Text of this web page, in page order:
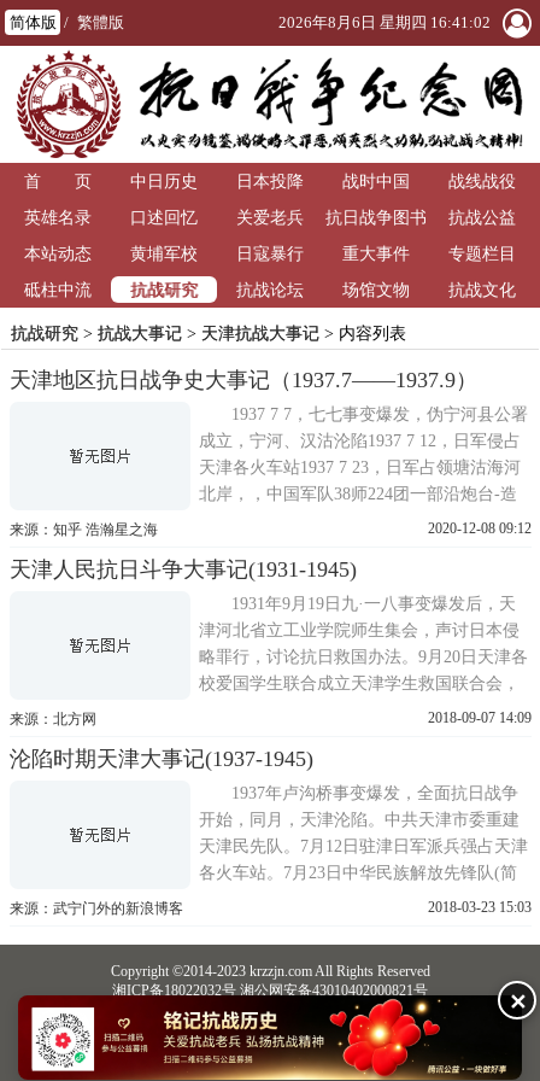
简体版 / 繁體版 2026年8月6日 星期四 16:41:02
首 页 中日历史 日本投降 战时中国
战线战役
英雄名录
口述回忆 关爱老兵
抗日战争图书
馆
抗战公益
本站动态
黄埔军校 日寇暴行 重大事件
专题栏目
砥柱中流
抗战研究 抗战论坛 场馆文物 抗战文化
抗战研究> 抗战大事记> 天津抗战大事记> 内容列表
天津地区抗日战争史大事记（1937.7——1937.9）
1937 7 7，七七事变爆发，伪宁河县公署
成立，宁河、汉沽沦陷1937 7 12，日军侵占
天津各火车站1937 7 23，日军占领塘沽海河
北岸，，中国军队38师224团一部沿炮台-造
船所-云字库一线构筑防线与日军对峙1937 7
仓地区1937 7 28,西青杨柳青的一个旅挺进市
区，准备向日军进攻1937 7 28，日军轮
来源：知乎 浩瀚星之海 2020-12-08 09:12
天津人民抗日斗争大事记(1931-1945)
1931年9月19日九·一八事变爆发后，天
津河北省立工业学院师生集会，声讨日本侵
略罪行，讨论抗日救国办法。9月20日天津各
校爱国学生联合成立天津学生救国联合会，
呼吁停止内战，一致抗日，以纾国难。11月8
天津日本驻屯军司令香椎浩平，秘密策划组
织发动便衣队暴乱，给天津人民生命财产造
成损失。12月23日天津市各业...
来源：北方网 2018-09-07 14:09
沦陷时期天津大事记(1937-1945)
1937年卢沟桥事变爆发，全面抗日战争
开始，同月，天津沦陷。中共天津市委重建
天津民先队。7月12日驻津日军派兵强占天津
各火车站。7月23日中华民族解放先锋队(简
称民先)总负责人陈平舟派干事来天津，设立
重，被迫撤离天津，经良王庄向独流、静海
一带布防。大沽守军转移，天津...
来源：武宁门外的新浪博客 2018-03-23 15:03
Copyright ©2014-2023 krzzjn.com All Rights Reserved
湘ICP备18022032号 湘公网安备43010402000821号
中央网信办违法和不良信息举报中心
长沙市互联网违法和不良信息举报中心
不良信息举报电话：0731-85531328 19198230121（微信同号）
纠错电话：18182129125 15116420702
QQ：2652168198
✕